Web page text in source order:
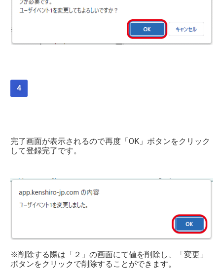
４
完了画面が表示されるので再度「OK」ボタンをクリック
して登録完了です。
※削除する際は「２」の画面にて値を削除し、「変更」
ボタンをクリックで削除することができます。